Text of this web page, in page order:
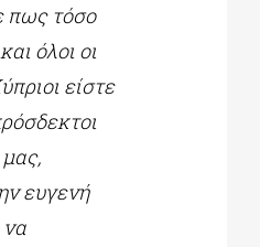
πως τόσο
όλοι οι
είστε
ευγενή
να